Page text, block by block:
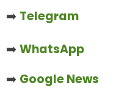
➡️ Telegram
➡️WhatsApp
➡️ Google News